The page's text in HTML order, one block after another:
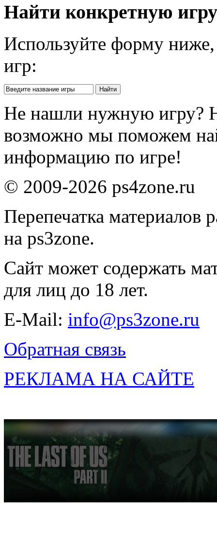
Найти конкретную
Используйте форму
игр:
Не нашли нужную игру?
возможно мы поможем
информацию по игре!
© 2009-2026 ps4zone.ru
Перепечатка материалов
на ps3zone.
Сайт может содержать
для лиц до 18 лет.
E-Mail: info@ps3zone.ru
Обратная связь
РЕКЛАМА НА САЙТЕ